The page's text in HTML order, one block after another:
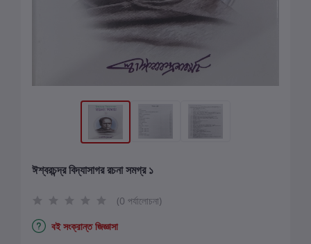
ঈশ্বরচন্দ্র বিদ্যাসাগর রচনা সমগ্র ১
(0 পর্যালোচনা)
বই সংক্রান্ত জিজ্ঞাসা